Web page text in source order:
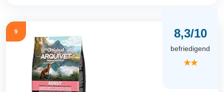
9 8,3/10
befriedigend
★★